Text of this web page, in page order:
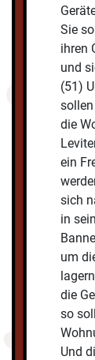
Sie
ihren
und
(51)
die
ein
sich
in
um
die
so
Und